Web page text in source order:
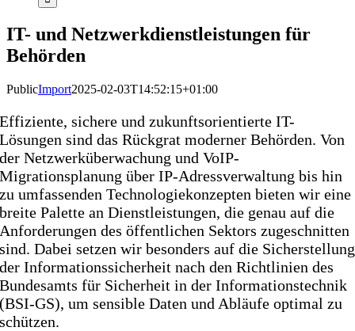
IT- und Netzwerkdienstleistungen für
Behörden
PublicImport2025-02-03T14:52:15+01:00
Effiziente, sichere und zukunftsorientierte IT-
Lösungen sind das Rückgrat moderner Behörden. Von
der Netzwerküberwachung und VoIP-
Migrationsplanung über IP-Adressverwaltung bis hin
zu umfassenden Technologiekonzepten bieten wir eine
breite Palette an Dienstleistungen, die genau auf die
Anforderungen des öffentlichen Sektors zugeschnitten
sind. Dabei setzen wir besonders auf die Sicherstellung
der Informationssicherheit nach den Richtlinien des
Bundesamts für Sicherheit in der Informationstechnik
(BSI-GS), um sensible Daten und Abläufe optimal zu
schützen.